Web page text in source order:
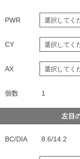
PWR
CY
AX
個数 1
左目
BC/DIA 8.6/14.2